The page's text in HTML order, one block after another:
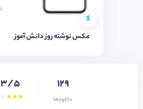
$
عکس نوشته روز دانش آموز
129
دانلودها
3/5